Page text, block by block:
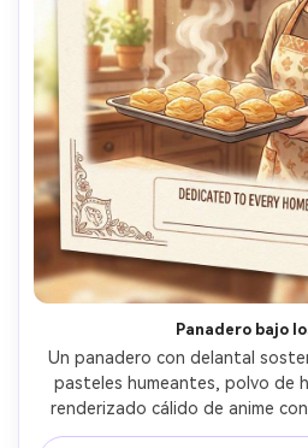
Panadero bajo
Un panadero con delantal
pasteles humeantes, polvo de
renderizado cálido de anime
cocina sugerida al fondo, gran
Crea
ilimitadas.
Empieza